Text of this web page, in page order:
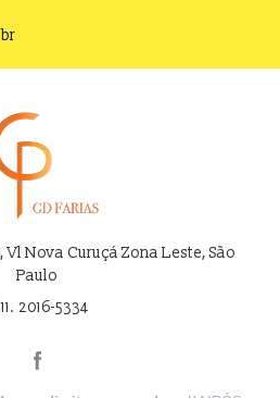
Nova Curuçá Zona Leste, São
Paulo
2016-5334